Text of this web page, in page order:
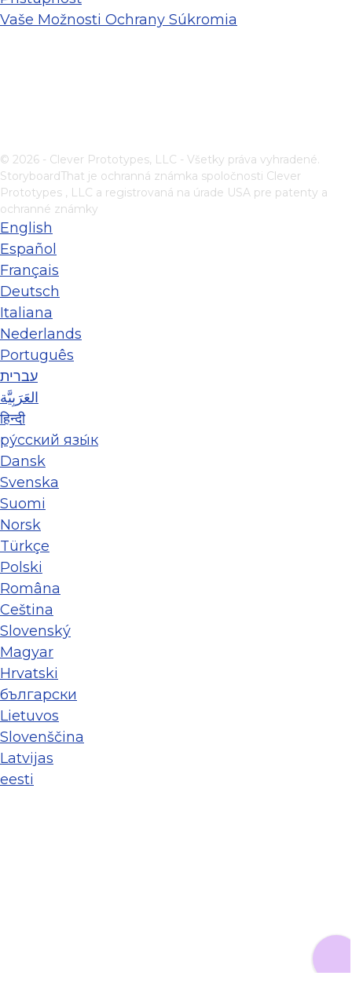
Vaše Možnosti Ochrany Súkromia
© 2026 - Clever Prototypes, LLC - Všetky práva vyhradené.
StoryboardThat je ochranná známka spoločnosti Clever
Prototypes , LLC a registrovaná na úrade USA pre patenty a
ochranné známky
English
Español
Français
Deutsch
Italiana
Nederlands
Português
עברית
العَرَبِيَّة
हिन्दी
ру́сский язы́к
Dansk
Svenska
Suomi
Norsk
Türkçe
Polski
Româna
Ceština
Slovenský
Magyar
Hrvatski
български
Lietuvos
Slovenščina
Latvijas
eesti